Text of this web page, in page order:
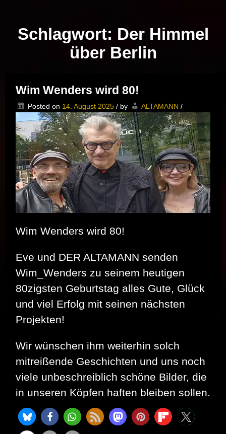
Schlagwort: Der Himmel
über Berlin
Wim Wenders wird 80!
Posted on 14. August 2025 / by ALTAMANN /
Wim Wenders wird 80!
Eve und DER ALTAMANN senden
Wim_Wenders zu seinem heutigen
80zigsten Geburtstag alles Gute, Glück
und viel Erfolg mit seinen nächsten
Projekten!
Wir wünschen ihm weiterhin solch
mitreißende Geschichten und uns noch
viele unbeschreiblich schöne Bilder, die
in unseren Köpfen haften bleiben sollen.